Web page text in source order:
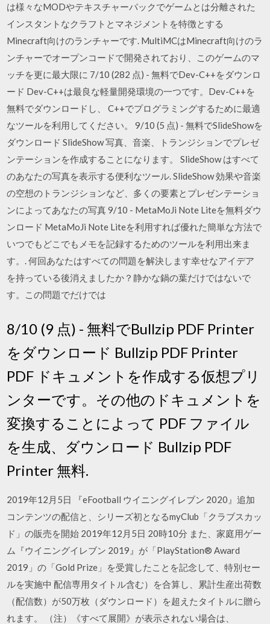
は様々なMODやテキスチャーパックでゲームとは分離された
インスタントなクラフトとマネジメントを特徴とする
Minecraft向けのランチャーです. MultiMCはMinecraft向けのラ
ンチャーでオープンコードで開発されており、このゲームのマ
ッチを更に最大限に 7/10 (282 点) - 無料でDev-C++をダウンロ
ード Dev-C++は最良な軽量開発環境の一つです。Dev-C++を
無料でダウンロードし、 C++でプログラミングするために最適
なツールを利用してください。 9/10 (5 点) - 無料でSlideShowを
ダウンロード SlideShow 写真、音楽、トランジションでプレゼ
ンテーションを作成することになります。 SlideShow はすべて
のあなたの写真を表示する便利なツール. SlideShow 効果や音楽
の空想のトランジションなど、多くの要素とプレゼンテーショ
ンによってあなたの写真 9/10 - MetaMoJi Note Liteを無料ダウ
ンロード MetaMoJi Note Liteを利用すれば優れた簡単な方法で
いつでもどこでもメモを記録するためのツールを利用出来ま
す。. 何回あなたはすべての問題を解決します幸せなアイデア
を持っている後消えましたか？静かな鍋の葉だけではないで
す。この問題でだけでは
8/10 (9 点) - 無料でBullzip PDF Printer
をダウンロード Bullzip PDF Printer
PDF ドキュメントを作成する仮想プリ
ンターです。その他のドキュメントを
変換することによって PDF ファイル
を生成、ダウンロード Bullzip PDF
Printer 無料.
2019年12月5日 『eFootball ウイニングイレブン 2020』追加
コンテンツの配信と、シリーズ初となるmyClub「クラブスカッ
ド」の販売を開始 2019年12月5日 20時10分 また、家庭用ゲー
ム『ウイニングイレブン 2019』が「PlayStation® Award
2019」の「Gold Prize」を受賞したことを記念して、特別セー
ルを実施中 配信専用タイトル含む）を合算し、累計生産出荷数
（配信数）が50万枚（ダウンロード）を超えたタイトルに贈ら
れます。 （注）《すべて展開》が表示されない場合は、